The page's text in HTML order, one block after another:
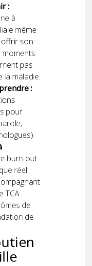
:
à
même
son
pas
la maladie.
:
pour
le burn-out
réel
TCA
de
de